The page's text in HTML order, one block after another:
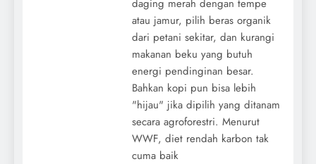
daging merah dengan tempe
atau jamur, pilih beras organik
dari petani sekitar, dan kurangi
makanan beku yang butuh
energi pendinginan besar.
Bahkan kopi pun bisa lebih
"hijau" jika dipilih yang ditanam
secara agroforestri. Menurut
WWF, diet rendah karbon tak
cuma baik